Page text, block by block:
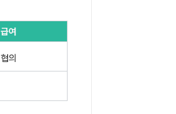
급여
협의